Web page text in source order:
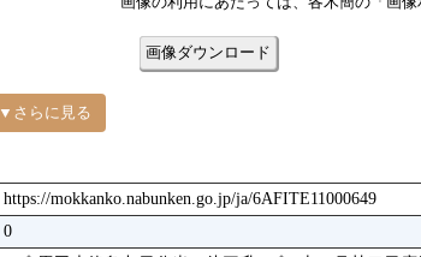
▼さらに見る
画像ダウンロード
https://mokkanko.nabunken.go.jp/ja/6AFITE11000649
0